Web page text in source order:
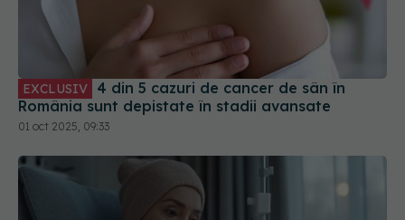
EXCLUSIV
România sunt depistate în stadii avansate
01 oct 2025, 09:33